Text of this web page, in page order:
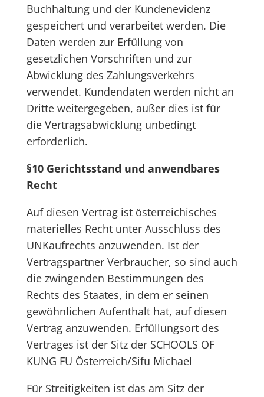
Buchhaltung und der Kundenevidenz
gespeichert und verarbeitet werden. Die
Daten werden zur Erfüllung von
gesetzlichen Vorschriften und zur
Abwicklung des Zahlungsverkehrs
verwendet. Kundendaten werden nicht an
Dritte weitergegeben, außer dies ist für
die Vertragsabwicklung unbedingt
erforderlich.
§10 Gerichtsstand und anwendbares
Recht
Auf diesen Vertrag ist österreichisches
materielles Recht unter Ausschluss des
UNKaufrechts anzuwenden. Ist der
Vertragspartner Verbraucher, so sind auch
die zwingenden Bestimmungen des
Rechts des Staates, in dem er seinen
gewöhnlichen Aufenthalt hat, auf diesen
Vertrag anzuwenden. Erfüllungsort des
Vertrages ist der Sitz der SCHOOLS OF
KUNG FU Österreich/Sifu Michael
Für Streitigkeiten ist das am Sitz der